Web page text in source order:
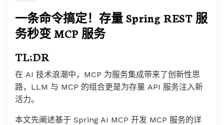
一条命令搞定！存量 Spring REST 服
务秒变 MCP 服务
TL;DR
在 AI 技术浪潮中，MCP 为服务集成带来了创新性思
路，LLM 与 MCP 的组合更是为存量 API 服务注入新
活力。
本文先阐述基于 Spring AI MCP 开发 MCP 服务的详